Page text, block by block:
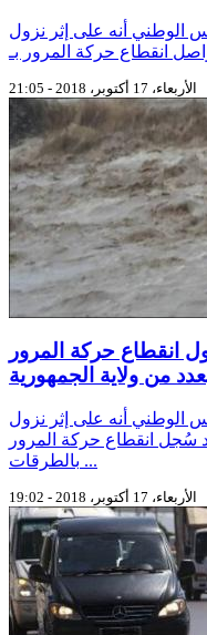
الوطني أنه على إثر نزول
الأربعاء، 17 أكتوبر، 2018 - 21:05
انقطاع حركة المرور
من ولاية الجمهورية
الوطني أنه على إثر نزول
سُجل انقطاع حركة المرور
بالطرقات ...
الأربعاء، 17 أكتوبر، 2018 - 19:02